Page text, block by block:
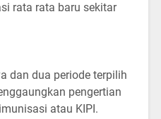
rata rata baru sekitar
dan dua periode terpilih
pengertian
atau KIPI.